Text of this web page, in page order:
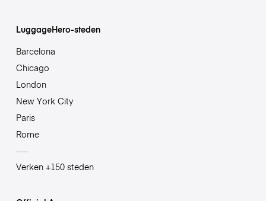
LuggageHero-steden
Barcelona
Chicago
London
New York City
Paris
Rome
Verken +150 steden